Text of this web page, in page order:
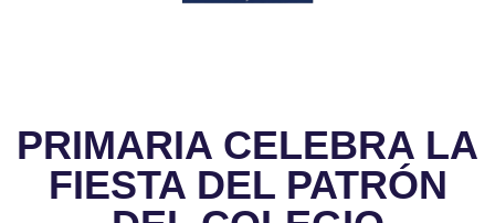
PRIMARIA CELEBRA LA
FIESTA DEL PATRÓN